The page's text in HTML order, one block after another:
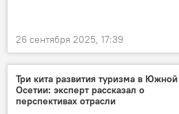
26 сентября 2025, 17:39
Три кита развития туризма в Южной
Осетии: эксперт рассказал о
перспективах отрасли